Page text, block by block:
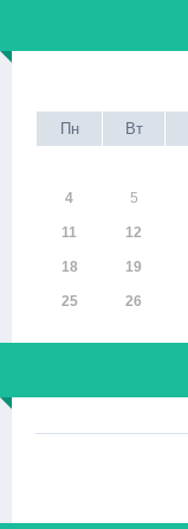
Пн
Вт
4 5
11 12
18 19
25 26